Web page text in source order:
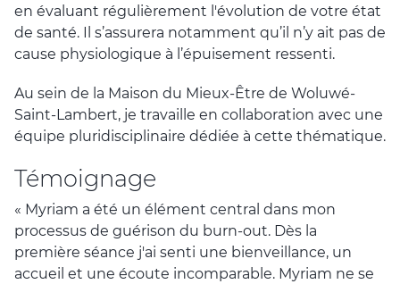
en évaluant régulièrement l'évolution de votre état
de santé. Il s’assurera notamment qu’il n’y ait pas de
cause physiologique à l’épuisement ressenti.
Au sein de la Maison du Mieux-Être de Woluwé-
Saint-Lambert, je travaille en collaboration avec une
équipe pluridisciplinaire dédiée à cette thématique.
Témoignage
« Myriam a été un élément central dans mon
processus de guérison du burn-out. Dès la
première séance j'ai senti une bienveillance, un
accueil et une écoute incomparable. Myriam ne se